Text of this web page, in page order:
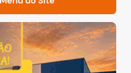
da Pessoa Idosa
caramelo e uma gata rajada,